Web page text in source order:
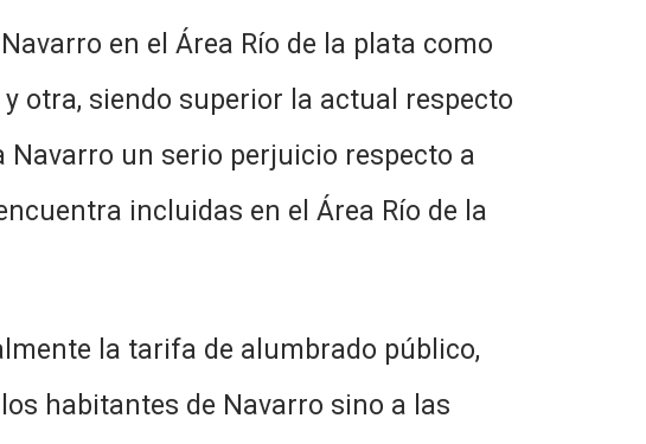
en el Área Río de la plata como
otra, siendo superior la actual respecto
Navarro un serio perjuicio respecto a
incluidas en el Área Río de la
la tarifa de alumbrado público,
habitantes de Navarro sino a las